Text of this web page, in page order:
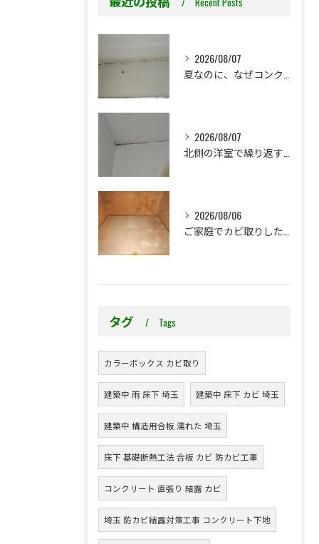
2026/08/07
2026/08/07
2026/08/06
タグ Tags
カラーボックス カビ取り
建築中 雨 床下 埼玉 建築中 床下 カビ 埼玉
建築中 構造用合板 濡れた 埼玉
床下 基礎断熱工法 合板 カビ 防カビ工事
コンクリート 直張り 結露 カビ
埼玉 防カビ結露対策工事 コンクリート下地